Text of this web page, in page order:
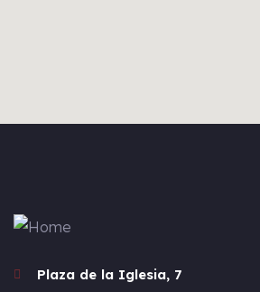
Plaza de la Iglesia, 7